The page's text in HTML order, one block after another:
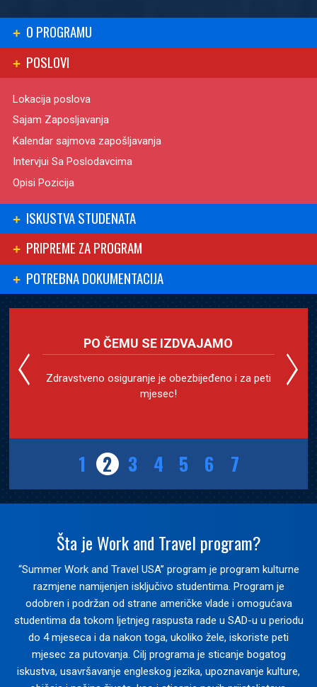
O PROGRAMU
POSLOVI
Lokacija poslova
Sajam Zaposljavanja
Kalendar sajmova zapošljavanja
Intervjui Sa Poslodavcima
Opisi Pozicija
ISKUSTVA STUDENATA
PRIPREME ZA PROGRAM
POTREBNA DOKUMENTACIJA
PO ČEMU SE IZDVAJAMO
Zdravstveno osiguranje je obezbijeđeno i za peti
mjesec!
1 2 3 4 5 6 7
Šta je Work and Travel program?
“Summer Work and Travel USA” program je program kulturne
razmjene namijenjen isključivo studentima. Program je
odobren i podržan od strane američke vlade i omogućava
studentima da tokom ljetnjeg raspusta rade u SAD-u u periodu
do 4 mjeseca i da nakon toga, ukoliko žele, iskoriste peti
mjesec za putovanja. Cilj programa je sticanje bogatog
iskustva, usavršavanje engleskog jezika, upoznavanje kulture,